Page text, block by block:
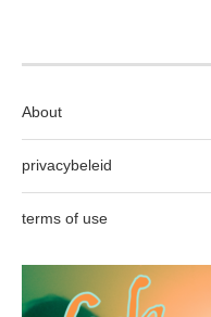
About
privacybeleid
terms of use